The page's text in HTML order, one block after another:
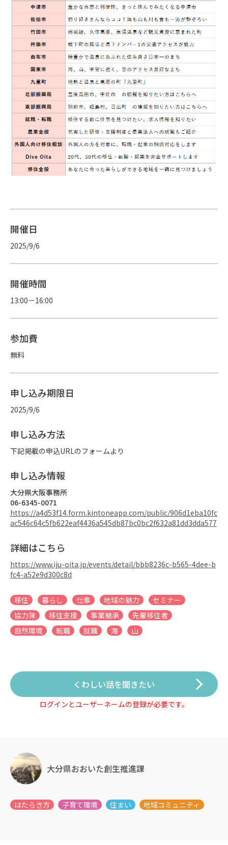
開催日
2025/9/6
開催時間
13:00－16:00
参加費
無料
申し込み期限日
2025/9/6
申し込み方法
下記掲載の申込URLのフォームより
申し込み情報
大分県大阪事務所
06-6345-0071
https://a4d53f14.form.kintoneapp.com/public/906d1eba10fc
ac546c64c5fb622eaf4436a545db87bc0bc2f632a81dd3dda577
詳細はこちら
https://www.iju-oita.jp/events/detail/bbb8236c-b565-4dee-b
fc4-a52e9d300c8d
移住 暮らし 仕事 地域の魅力
セミナー
協力隊
移住支援 事業継承
先輩移住者
自然環境
転職 就職 海 山
くわしい話を聞きたい
ログインとユーザーネームの登録が必要です。
大分県おおいた創生推進課